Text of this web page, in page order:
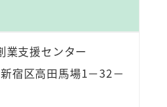
業支援センター
宿区高田馬場1－32－